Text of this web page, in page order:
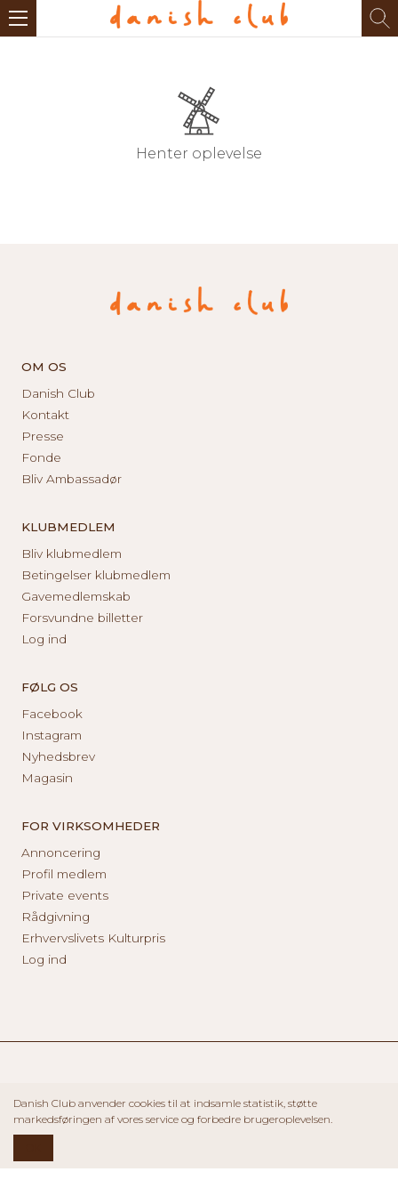
Henter oplevelse
OM OS
Danish Club
Kontakt
Presse
Fonde
Bliv Ambassadør
KLUBMEDLEM
Bliv klubmedlem
Betingelser klubmedlem
Gavemedlemskab
Forsvundne billetter
Log ind
FØLG OS
Facebook
Instagram
Nyhedsbrev
Magasin
FOR VIRKSOMHEDER
Annoncering
Profil medlem
Private events
Rådgivning
Erhvervslivets Kulturpris
Log ind
Danish Club anvender cookies til at indsamle statistik, støtte
markedsføringen af vores service og forbedre brugeroplevelsen.